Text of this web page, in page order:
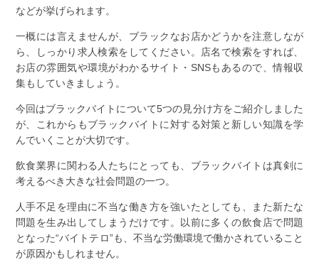
などが挙げられます。
一概には言えませんが、ブラックなお店かどうかを注意しなが
ら、しっかり求人検索をしてください。店名で検索をすれば、
お店の雰囲気や環境がわかるサイト・SNSもあるので、情報収
集もしていきましょう。
今回はブラックバイトについて5つの見分け方をご紹介しました
が、これからもブラックバイトに対する対策と新しい知識を学
んでいくことが大切です。
飲食業界に関わる人たちにとっても、ブラックバイトは真剣に
考えるべき大きな社会問題の一つ。
人手不足を理由に不当な働き方を強いたとしても、また新たな
問題を生み出してしまうだけです。以前に多くの飲食店で問題
となった“バイトテロ”も、不当な労働環境で働かされていること
が原因かもしれません。